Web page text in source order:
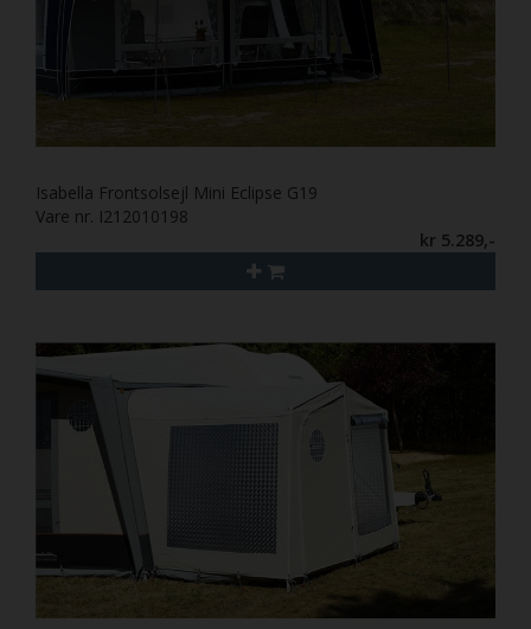
Isabella Frontsolsejl Mini Eclipse G19
Vare nr. I212010198
kr 5.289,-